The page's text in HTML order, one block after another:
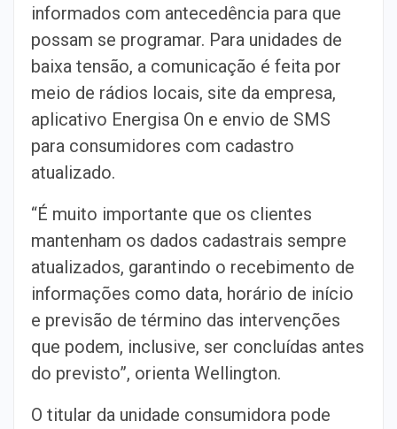
informados com antecedência para que
possam se programar. Para unidades de
baixa tensão, a comunicação é feita por
meio de rádios locais, site da empresa,
aplicativo Energisa On e envio de SMS
para consumidores com cadastro
atualizado.
“É muito importante que os clientes
mantenham os dados cadastrais sempre
atualizados, garantindo o recebimento de
informações como data, horário de início
e previsão de término das intervenções
que podem, inclusive, ser concluídas antes
do previsto”, orienta Wellington.
O titular da unidade consumidora pode